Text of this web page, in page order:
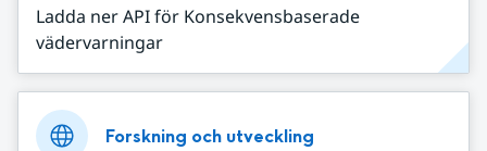
Ladda ner API för Konsekvensbaserade
vädervarningar
Forskning och utveckling